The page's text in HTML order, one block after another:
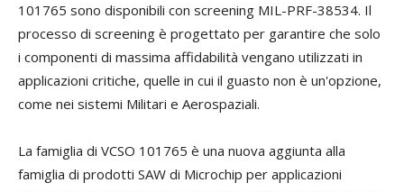
101765 sono disponibili con screening MIL-PRF-38534. Il
processo di screening è progettato per garantire che solo
i componenti di massima affidabilità vengano utilizzati in
applicazioni critiche, quelle in cui il guasto non è un'opzione,
come nei sistemi Militari e Aerospaziali.
La famiglia di VCSO 101765 è una nuova aggiunta alla
famiglia di prodotti SAW di Microchip per applicazioni